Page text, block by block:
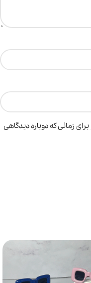
زمانی که دوباره دیدگاهی